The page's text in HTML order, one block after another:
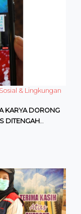
& Lingkungan
KARYA DORONG
DITENGAH